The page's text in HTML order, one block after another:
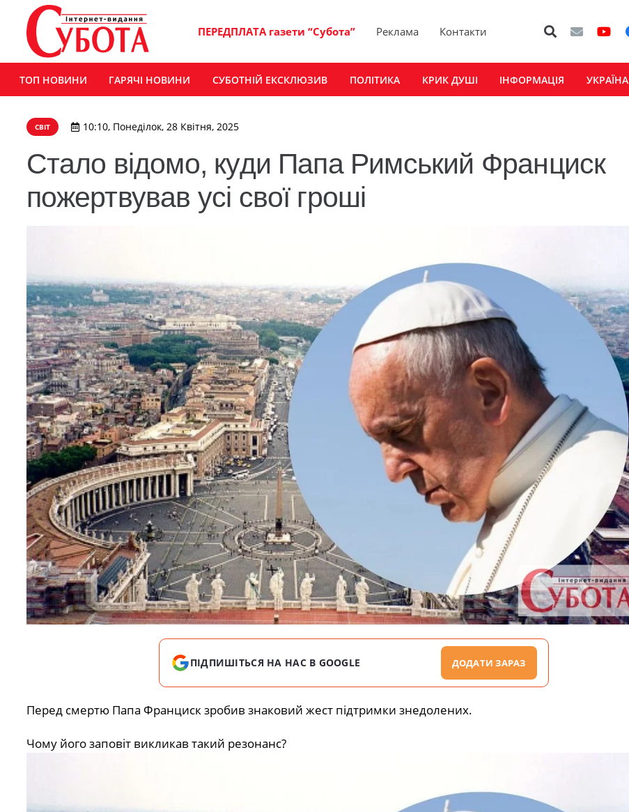
ПЕРЕДПЛАТА газети “Субота” Реклама Контакти
ТОП НОВИНИ ГАРЯЧІ НОВИНИ СУБОТНІЙ ЕКСКЛЮЗИВ ПОЛІТИКА КРИК ДУШІ ІНФОРМАЦІЯ УКРАЇНА
СВІТ 10:10, Понеділок, 28 Квітня, 2025
Стало відомо, куди Папа Римський Франциск
пожертвував усі свої гроші
ПІДПИШІТЬСЯ НА НАС В GOOGLE ДОДАТИ ЗАРАЗ
Перед смертю Папа Франциск зробив знаковий жест підтримки знедолених.
Чому його заповіт викликав такий резонанс?